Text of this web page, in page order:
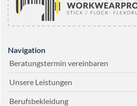
Navigation
Beratungstermin vereinbaren
Unsere Leistungen
Berufsbekleidung